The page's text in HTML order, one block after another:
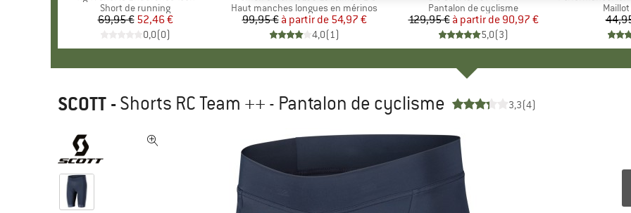
Product group
Short de running
Prix
69,95 € Prix réduit
52,46 €
0,0(0)
Product group
Haut manches longues en mérinos
Prix
99,95 € Prix réduit
à partir de 54,97 €
4,0(1)
Product group
Pantalon de cyclisme
Prix
129,95 € Prix réduit
à partir de 90,97 €
5,0(3)
SCOTT -Shorts RC Team ++ - Pantalon de cyclisme 3,3(4)